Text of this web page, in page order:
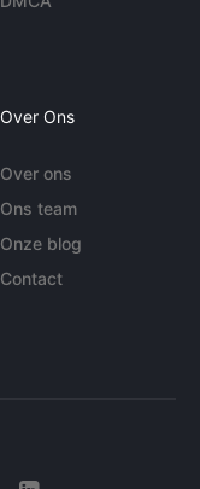
Over Ons
Over ons
Ons team
Onze blog
Contact